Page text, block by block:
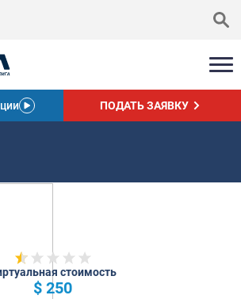
ПОДАТЬ ЗАЯВКУ
стоимость
$ 250